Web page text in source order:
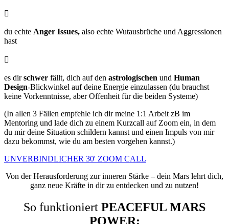

du echte Anger Issues, also echte Wutausbrüche und Aggressionen
hast

es dirschwer fällt, dich auf den astrologischen und Human
Design-Blickwinkel auf deine Energie einzulassen (du brauchst
keine Vorkenntnisse, aber Offenheit für die beiden Systeme)
(In allen 3 Fällen empfehle ich dir meine 1:1 Arbeit zB im
Mentoring und lade dich zu einem Kurzcall auf Zoom ein, in dem
du mir deine Situation schildern kannst und einen Impuls von mir
dazu bekommst, wie du am besten vorgehen kannst.)
UNVERBINDLICHER 30' ZOOM CALL
Von der Herausforderung zur inneren Stärke – dein Mars lehrt dich,
ganz neue Kräfte in dir zu entdecken und zu nutzen!
So funktioniert PEACEFUL MARS
POWER: